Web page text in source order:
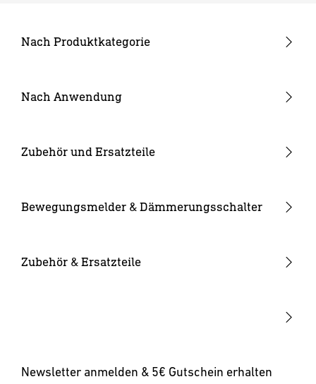
Nach Produktkategorie
24V Garten-Lichtsystem
Strahler und Spots
Kameraleuchten
Solarleuchten
Pollerleuchten
Nach Anwendung
Hauseingang
Zubehör und Ersatzteile
Ersatzgläser
Leuchtmittel
Bewegungsmelder & Dämmerungsschalter
Bewegungsmelder innen
Zubehör & Ersatzteile
Newsletter anmelden & 5€ Gutschein erhalten